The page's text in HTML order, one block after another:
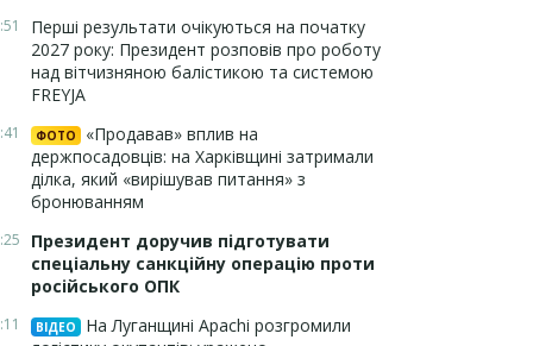
Перші результати очікуються на початку
2027 року: Президент розповів про роботу
над вітчизняною балістикою та системою
FREYJA
ФОТО
«Продавав» вплив на
держпосадовців: на Харківщині затримали
ділка, який «вирішував питання» з
бронюванням
Президент доручив підготувати
спеціальну санкційну операцію проти
російського ОПК
ВІДЕО
На Луганщині Apachi розгромили